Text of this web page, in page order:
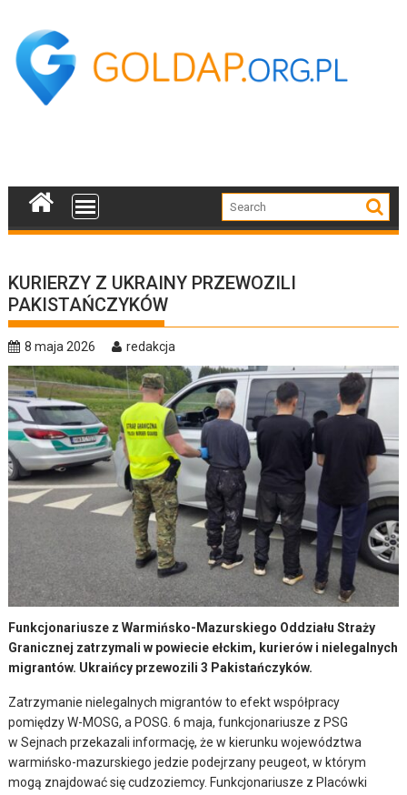
content
KURIERZY Z UKRAINY PRZEWOZILI
PAKISTAŃCZYKÓW
8 maja 2026 redakcja
Funkcjonariusze z Warmińsko-Mazurskiego Oddziału Straży
Granicznej zatrzymali w powiecie ełckim, kurierów i nielegalnych
migrantów. Ukraińcy przewozili 3 Pakistańczyków.
Zatrzymanie nielegalnych migrantów to efekt współpracy
pomiędzy W-MOSG, a POSG. 6 maja, funkcjonariusze z PSG
w Sejnach przekazali informację, że w kierunku województwa
warmińsko-mazurskiego jedzie podejrzany peugeot, w którym
mogą znajdować się cudzoziemcy. Funkcjonariusze z Placówki